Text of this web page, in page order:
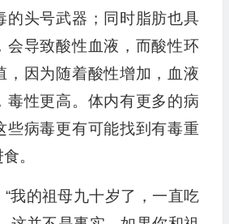
的头号武器；同时脂肪也具
会导致酸性血液，而酸性环
，因为随着酸性增加，血液
毒性更高。体内有更多的病
些病毒更有可能找到有毒重
。
“我的祖母九十岁了，一直吃